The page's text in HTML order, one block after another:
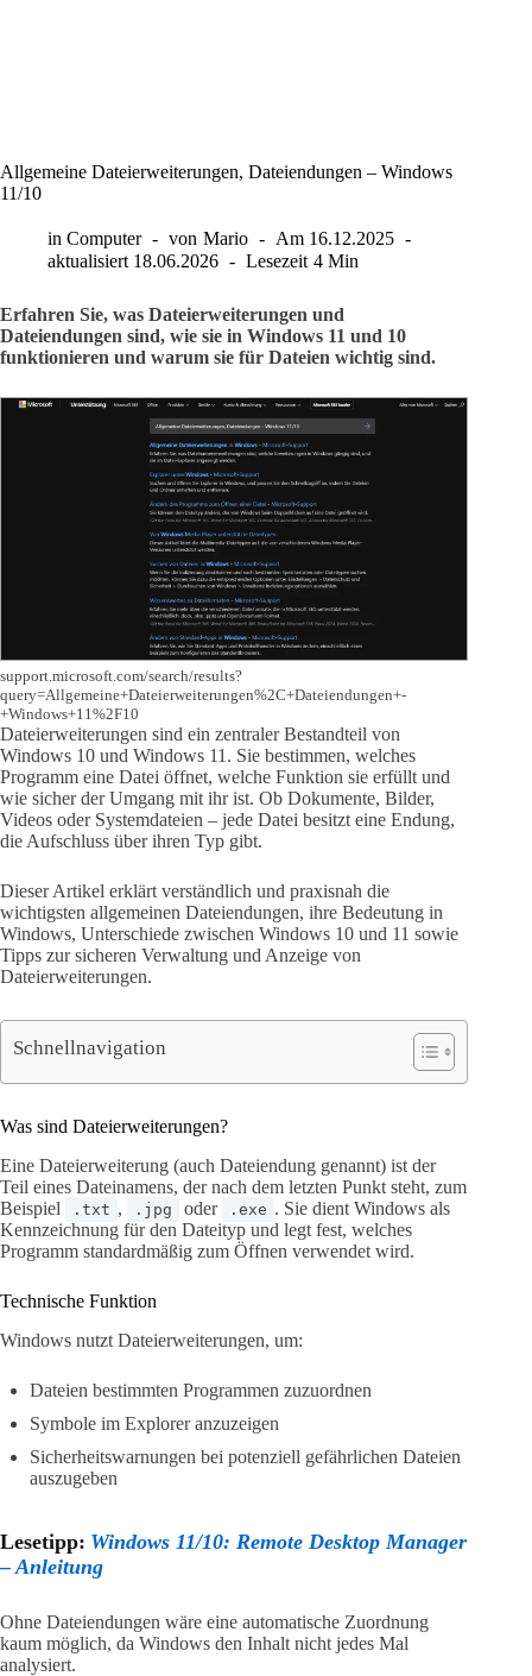
Allgemeine Dateierweiterungen, Dateiendungen – Windows
11/10
in Computer von Mario Am 16.12.2025
aktualisiert 18.06.2026 Lesezeit 4 Min
Erfahren Sie, was Dateierweiterungen und
Dateiendungen sind, wie sie in Windows 11 und 10
funktionieren und warum sie für Dateien wichtig sind.
support.microsoft.com/search/results?
query=Allgemeine+Dateierweiterungen%2C+Dateiendungen+-
+Windows+11%2F10
Dateierweiterungen sind ein zentraler Bestandteil von
Windows 10 und Windows 11. Sie bestimmen, welches
Programm eine Datei öffnet, welche Funktion sie erfüllt und
wie sicher der Umgang mit ihr ist. Ob Dokumente, Bilder,
Videos oder Systemdateien – jede Datei besitzt eine Endung,
die Aufschluss über ihren Typ gibt.
Dieser Artikel erklärt verständlich und praxisnah die
wichtigsten allgemeinen Dateiendungen, ihre Bedeutung in
Windows, Unterschiede zwischen Windows 10 und 11 sowie
Tipps zur sicheren Verwaltung und Anzeige von
Dateierweiterungen.
Schnellnavigation
Was sind Dateierweiterungen?
Eine Dateierweiterung (auch Dateiendung genannt) ist der
Teil eines Dateinamens, der nach dem letzten Punkt steht, zum
Beispiel
.txt , .jpg oder .exe . Sie dient Windows als
Kennzeichnung für den Dateityp und legt fest, welches
Programm standardmäßig zum Öffnen verwendet wird.
Technische Funktion
Windows nutzt Dateierweiterungen, um:
Dateien bestimmten Programmen zuzuordnen
Symbole im Explorer anzuzeigen
Sicherheitswarnungen bei potenziell gefährlichen Dateien
auszugeben
Lesetipp: Windows 11/10: Remote Desktop Manager
– Anleitung
Ohne Dateiendungen wäre eine automatische Zuordnung
kaum möglich, da Windows den Inhalt nicht jedes Mal
analysiert.